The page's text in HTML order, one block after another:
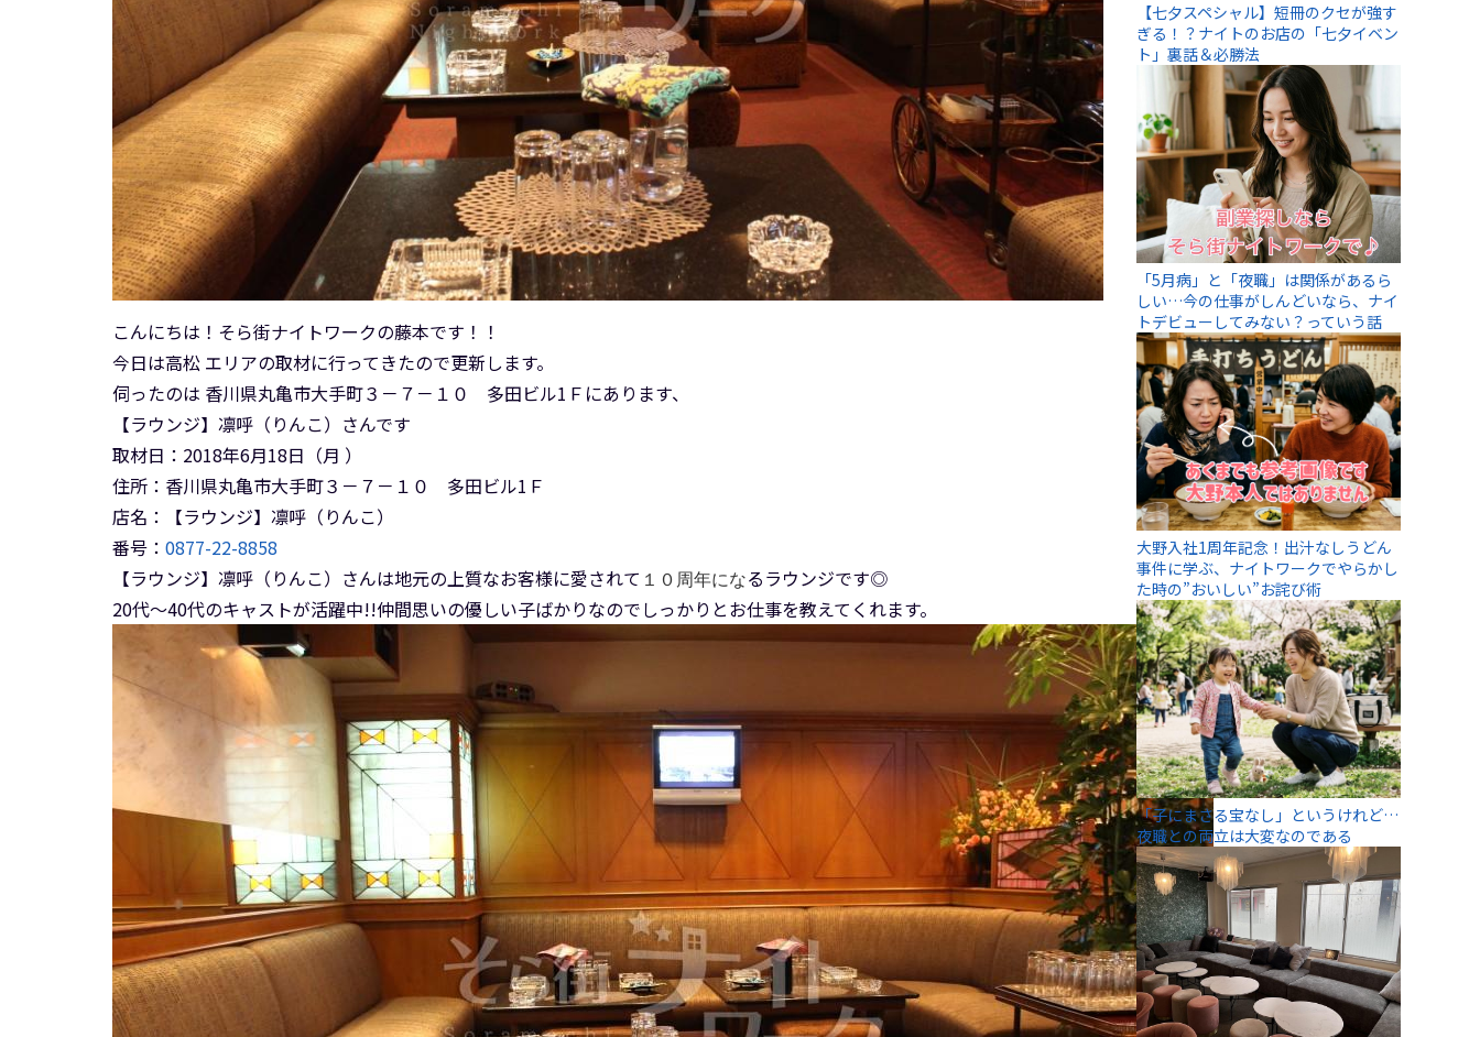
こんにちは！そら街ナイトワークの藤本です！！
今日は高松 エリアの取材に行ってきたので更新します。
伺ったのは 香川県丸亀市大手町３－７－１０ 多田ビル1Ｆにあります、
【ラウンジ】凛呼（りんこ）さんです
取材日：2018年6月18日（月 ）
住所：香川県丸亀市大手町３－７－１０ 多田ビル1Ｆ
店名：【ラウンジ】凛呼（りんこ）
番号： 0877-22-8858
【ラウンジ】凛呼（りんこ）さんは地元の上質なお客様に愛されて １０周年になるラウンジです◎
20代～40代のキャストが活躍中!!仲間思いの優しい子ばかりなのでしっかりとお仕事を教えてくれます。
【七夕スペシャル】短冊のクセが強す
ぎる！？ナイトのお店の「七夕イベン
ト」裏話＆必勝法
「5月病」と「夜職」は関係があるら
しい…今の仕事がしんどいなら、ナイ
トデビューしてみない？っていう話
大野入社1周年記念！出汁なしうどん
事件に学ぶ、ナイトワークでやらかし
た時の”おいしい”お詫び術
「子にまさる宝なし」というけれど…
夜職との両立は大変なのである